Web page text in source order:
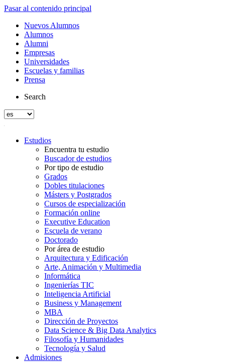
Pasar al contenido principal
Nuevos Alumnos
Alumnos
Alumni
Empresas
Universidades
Escuelas y familias
Prensa
Search
Estudios
Encuentra tu estudio
Buscador de estudios
Por tipo de estudio
Grados
Dobles titulaciones
Másters y Postgrados
Cursos de especialización
Formación online
Executive Education
Escuela de verano
Doctorado
Por área de estudio
Arquitectura y Edificación
Arte, Animación y Multimedia
Informática
Ingenierías TIC
Inteligencia Artificial
Business y Management
MBA
Dirección de Proyectos
Data Science & Big Data Analytics
Filosofía y Humanidades
Tecnología y Salud
Admisiones